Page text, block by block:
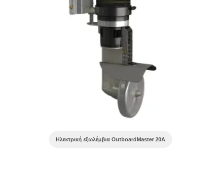
Ηλεκτρική εξωλέμβια OutboardMaster 20A